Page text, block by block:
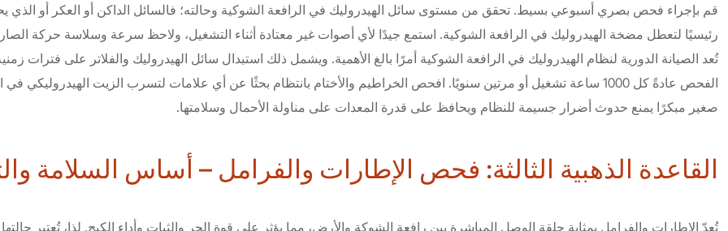
قم بإجراء فحص بصري أسبوعي بسيط. تحقق من مستوى سائل الهيدروليك في الرافعة الشوكية وحالته؛ فالسائل الداكن أو العكر أو الذي
رئيسيًا لتعطل مضخة الهيدروليك في الرافعة الشوكية. استمع جيدًا لأي أصوات غير معتادة أثناء التشغيل، ولاحظ سرعة وسلاسة حركة
تُعد الصيانة الدورية لنظام الهيدروليك في الرافعة الشوكية أمرًا بالغ الأهمية. ويشمل ذلك استبدال سائل الهيدروليك والفلاتر على
الفحص عادةً كل 1000 ساعة تشغيل أو مرتين سنويًا. افحص الخراطيم والأختام بانتظام بحثًا عن أي علامات لتسرب الزيت
صغير مبكرًا يمنع حدوث أضرار جسيمة للنظام ويحافظ على قدرة المعدات على مناولة الأحمال وسلامتها.
القاعدة الذهبية الثالثة: فحص الإطارات والفرامل – أساس السلامة
تُعدّ الإطارات والفرامل بمثابة حلقة الوصل المباشرة بين رافعة الشوكة والأرض، مما يؤثر على قوة الجر والثبات وأداء الكبح. لذا، تُعتبر